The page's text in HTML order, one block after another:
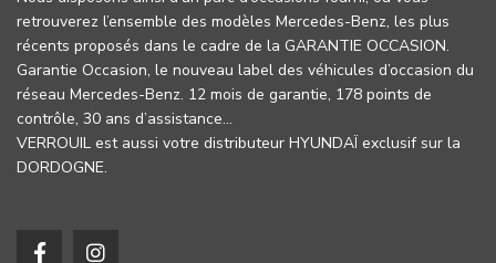
retrouverez l’ensemble des modèles Mercedes-Benz, les plus
récents proposés dans le cadre de la GARANTIE OCCASION.
Garantie Occasion, le nouveau label des véhicules d’occasion du
réseau Mercedes-Benz. 12 mois de garantie, 178 points de
contrôle, 30 ans d’assistance…
VERROUIL est aussi votre distributeur HYUNDAÏ exclusif sur la
DORDOGNE.